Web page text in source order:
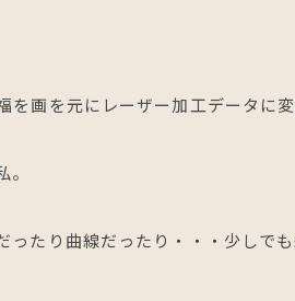
を画を元にレーザー加工データに
ったり曲線だったり・・・少しで